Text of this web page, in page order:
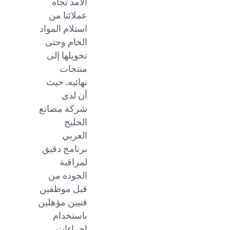
عملائنا من
استلام المواد
الخام وحتى
تحويلها إلى
منتجات
نهائيه. حيث
أن لدى
شركة مصانع
الخليج
العربي
برنامج دقيق
لمراقبة
الجوده من
قبل موظفين
فنيين مؤهلين
باستخدام